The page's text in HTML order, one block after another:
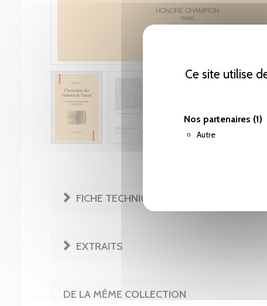
Ce site utilise
Nos partenaires (1)
Autre
FICHE TECHNIQUE
EXTRAITS
DE LA MÊME COLLECTION